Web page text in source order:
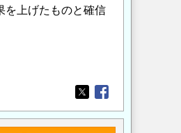
を上げたものと確信
Opens in a new
Opens in a new